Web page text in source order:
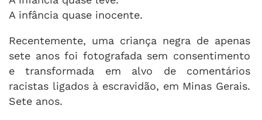
A infância quase inocente.
Recentemente, uma criança negra de apenas
sete anos foi fotografada sem consentimento
e transformada em alvo de comentários
racistas ligados à escravidão, em Minas Gerais.
Sete anos.